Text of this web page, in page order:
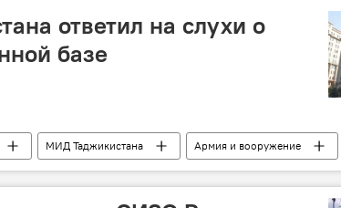
ответил на слухи о
базе
МИД Таджикистана Армия и вооружение